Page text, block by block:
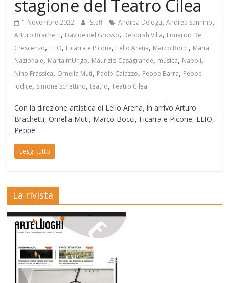
stagione del Teatro Cilea
1 Novembre 2022 Staff Andrea Delogu,Andrea Sannino,
Arturo Brachetti, Davide del Grosso, Deborah Villa, Eduardo De
Crescenzo, ELIO, Ficarra e Picone, Lello Arena, Marco Bocci, Maria
Nazionale, Marta mUngo, Maurizio Casagrande, musica, Napoli,
Nino Frassica, Ornella Muti, Paolo Caiazzo, Peppe Barra, Peppe
Iodice, Simone Schettino,teatro,Teatro Cilea
Con la direzione artistica di Lello Arena, in arrivo Arturo
Brachetti, Ornella Muti, Marco Bocci, Ficarra e Picone, ELIO,
Peppe
Leggi tutto
La rivista